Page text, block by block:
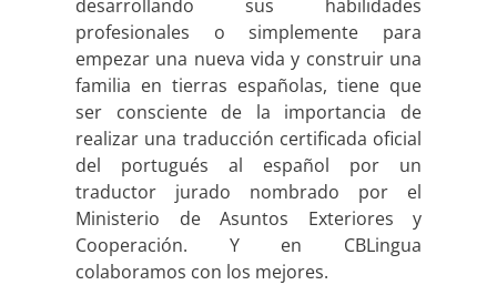
desarrollando sus habilidades
profesionales o simplemente para
empezar una nueva vida y construir una
familia en tierras españolas, tiene que
ser consciente de la importancia de
realizar una traducción certificada oficial
del portugués al español por un
traductor jurado nombrado por el
Ministerio de Asuntos Exteriores y
Cooperación. Y en CBLingua
colaboramos con los mejores.